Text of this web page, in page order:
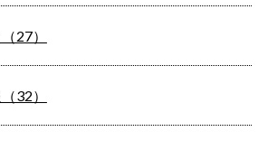
27）
32）